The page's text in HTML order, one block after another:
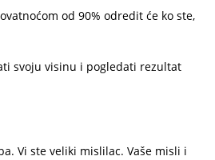
od 90% odredit će ko ste,
svoju visinu i pogledati rezultat
Vi ste veliki mislilac. Vaše misli i